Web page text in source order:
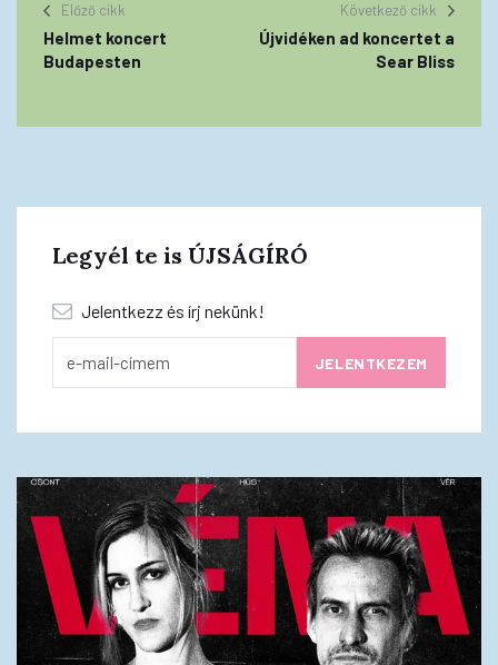
Előző cikk
Helmet koncert
Budapesten
Következő cikk
Újvidéken ad koncertet a
Sear Bliss
Legyél te is ÚJSÁGÍRÓ
Jelentkezz és írj nekünk!